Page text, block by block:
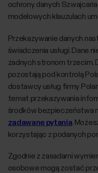
ochrony danych
modelowych klauzulach
Przekazywanie danych
świadczenia usługi. Dane
żadnych stronom trzecim.
pozostają pod kontrolą
dostawcy usług firmy
temat przekazywania
środków bezpieczeństwa
zadawane pytania.
korzystając z podanych
Zgodnie z zasadami
osobowe mogą zostać